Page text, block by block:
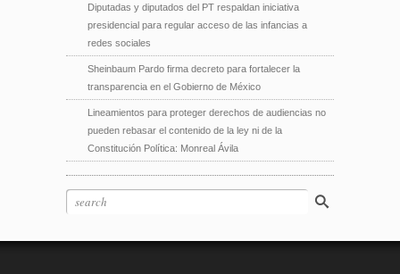
Diputadas y diputados del PT respaldan iniciativa
presidencial para regular acceso de las infancias a
redes sociales
Sheinbaum Pardo firma decreto para fortalecer la
transparencia en el Gobierno de México
Lineamientos para proteger derechos de audiencias no
pueden rebasar el contenido de la ley ni de la
Constitución Política: Monreal Ávila